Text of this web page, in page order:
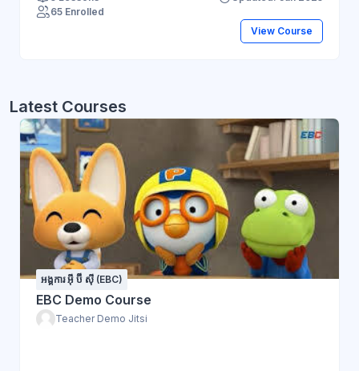
65 Enrolled
View Course
Latest Courses
អង្គការ អ៊ី ប៊ី ស៊ី (EBC)
EBC Demo Course
Teacher Demo Jitsi